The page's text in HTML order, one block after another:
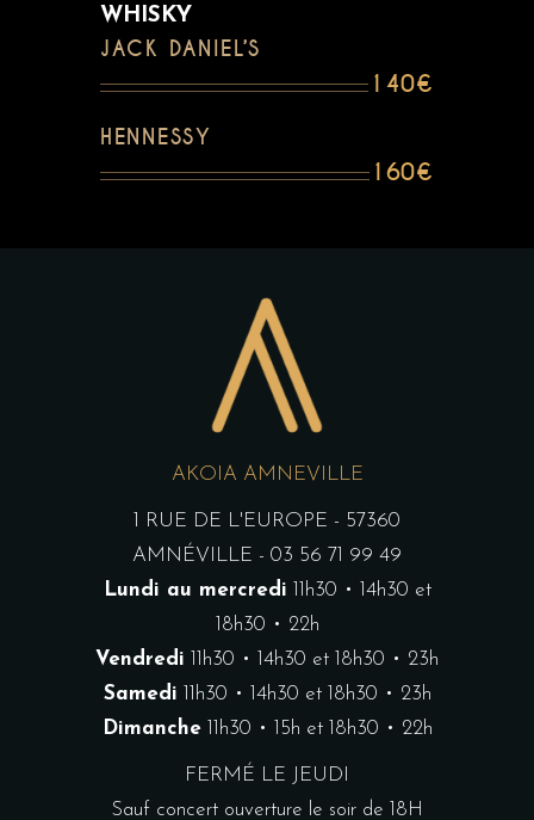
WHISKY
JACK DANIEL’S
140€
HENNESSY
160€
AKOIA AMNEVILLE
1 RUE DE L'EUROPE - 57360
AMNÉVILLE - 03 56 71 99 49
Lundi au mercredi 11h30 • 14h30 et
18h30 • 22h
Vendredi 11h30 • 14h30 et 18h30 • 23h
Samedi 11h30 • 14h30 et 18h30 • 23h
Dimanche11h30 • 15h et 18h30 • 22h
FERMÉ LE JEUDI
Sauf concert ouverture le soir de 18H